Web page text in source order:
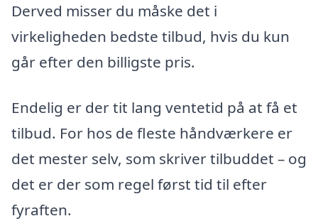
Derved misser du måske det i
virkeligheden bedste tilbud, hvis du kun
går efter den billigste pris.
Endelig er der tit lang ventetid på at få et
tilbud. For hos de fleste håndværkere er
det mester selv, som skriver tilbuddet – og
det er der som regel først tid til efter
fyraften.